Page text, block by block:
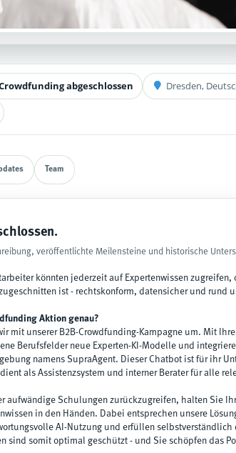
abgeschlossen Dresden,
Team
veröffentlichte Meilensteine und historische
könnten jederzeit auf Expertenwissen
ist - rechtskonform, datensicher und rund
Aktion genau?
mit unserer B2B-Crowdfunding-Kampagne um. Mit
Berufsfelder neue Experten-KI-Modelle und
namens SupraAgent. Dieser Chatbot ist für ihr
als Assistenzsystem und interner Berater für alle
aufwändige Schulungen zurückzugreifen, halten Sie
in den Händen. Dabei entsprechen unsere
AI-Nutzung und erfüllen selbstverständlich
sind somit optimal geschützt - und Sie schöpfen das